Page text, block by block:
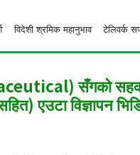
विदेशी श्रमिक महानुभाव टेलिवर्क
सँगको
एउटा विज्ञापन